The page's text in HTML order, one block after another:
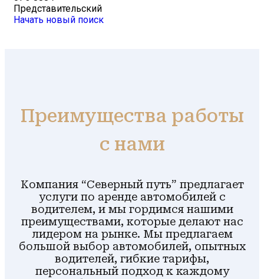
Представительский
Начать новый поиск
Преимущества работы
с нами
Компания “Северный путь” предлагает
услуги по аренде автомобилей с
водителем, и мы гордимся нашими
преимуществами, которые делают нас
лидером на рынке. Мы предлагаем
большой выбор автомобилей, опытных
водителей, гибкие тарифы,
персональный подход к каждому